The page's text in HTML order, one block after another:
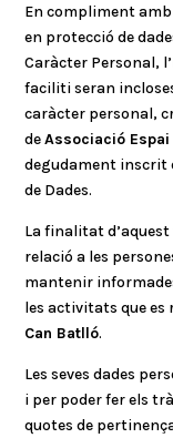
En compliment
en protecció de
Caràcter Personal,
faciliti seran
caràcter personal,
deAssociació
degudament inscrit
de Dades.
La finalitat
relació a les
mantenir
les activitats que es
Can Batlló.
Les seves dades
i per poder fer els
quotes de